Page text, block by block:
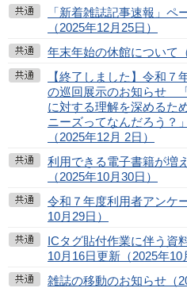
「新着雑誌記事速報」ペ
（2025年12月25日）
年末年始の休館について
【終了しました】令和
の巡回展示のお知らせ
に対する理解を深める
ニーズってなんだろう？
（2025年12月 2日）
利用できる電子書籍が増
（2025年10月30日）
令和７年度利用者アンケ
10月29日）
ICタグ貼付作業に伴う資
10月16日更新（2025年10
雑誌の移動のお知らせ（